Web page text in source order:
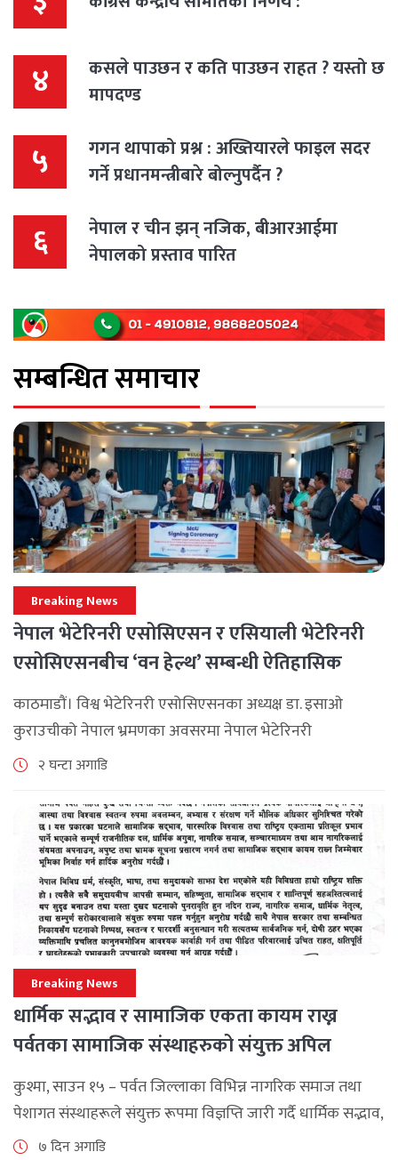
४
कसले पाउछन र कति पाउछन राहत ? यस्तो छ
मापदण्ड
५
गगन थापाको प्रश्न : अख्तियारले फाइल सदर
गर्ने प्रधानमन्त्रीबारे बोल्नुपर्दैन ?
६
नेपाल र चीन झन् नजिक, बीआरआईमा
नेपालको प्रस्ताव पारित
सम्बन्धित समाचार
Breaking News
नेपाल भेटेरिनरी एसोसिएसन र एसियाली भेटेरिनरी
एसोसिएसनबीच ‘वन हेल्थ’ सम्बन्धी ऐतिहासिक
समझदारी
काठमाडौं। विश्व भेटेरिनरी एसोसिएसनका अध्यक्ष डा. इसाओ
कुराउचीको नेपाल भ्रमणका अवसरमा नेपाल भेटेरिनरी
एसोसिएसनले अन्तर्राष्ट्रिय सहकार्यलाई नयाँ उचाइमा पुर्‍याउँदै
जनाएको छ। भ्रमणका क्रममा विश्व [...]
२ घन्टा अगाडि
Breaking News
धार्मिक सद्भाव र सामाजिक एकता कायम राख्न
पर्वतका सामाजिक संस्थाहरुको संयुक्त अपिल
कुश्मा, साउन १५ – पर्वत जिल्लाका विभिन्न नागरिक समाज तथा
पेशागत संस्थाहरूले संयुक्त रूपमा विज्ञप्ति जारी गर्दै धार्मिक सद्भाव,
सामाजिक एकता र कानुनी शासन कायम राख्न सबै पक्षलाई संयमता
७ दिन अगाडि